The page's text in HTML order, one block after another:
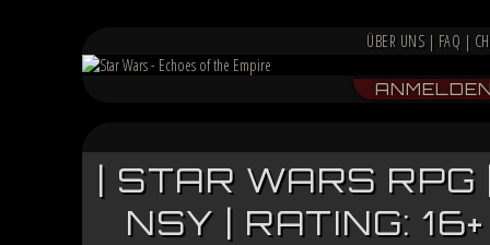
ÜBER UNS | FAQ |
| STAR WARS
NSY | RATING: